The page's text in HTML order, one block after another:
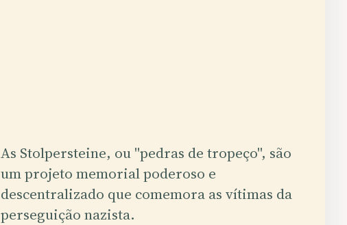
As Stolpersteine, ou "pedras de tropeço", são
um projeto memorial poderoso e
descentralizado que comemora as vítimas da
perseguição nazista.